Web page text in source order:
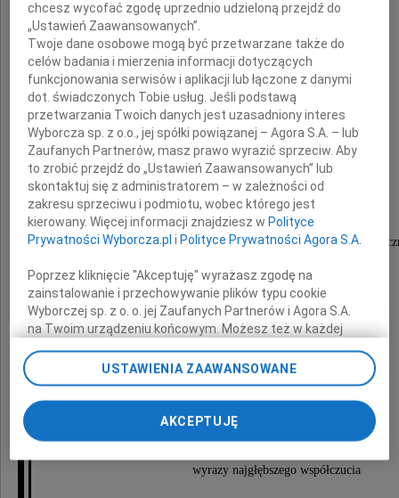
23 lutego 2010 roku
Sergiusz Stupnicki
emerytowany pracownik polskich służb
w Szwajcarii, USA i Grecji.
Odszedł nasz wielki Przyjaciel,
Człowiek prawy i życzliwy.
Halince i Rodzinie
wyrazy najgłębszego współczucia
chcesz wycofać zgodę uprzednio udzieloną przejdź do
„Ustawień Zaawansowanych”.
Twoje dane osobowe mogą być przetwarzane także do
celów badania i mierzenia informacji dotyczących
funkcjonowania serwisów i aplikacji lub łączone z danymi
dot. świadczonych Tobie usług. Jeśli podstawą
przetwarzania Twoich danych jest uzasadniony interes
Wyborcza sp. z o.o., jej spółki powiązanej – Agora S.A. – lub
Zaufanych Partnerów, masz prawo wyrazić sprzeciw. Aby
to zrobić przejdź do „Ustawień Zaawansowanych” lub
skontaktuj się z administratorem – w zależności od
zakresu sprzeciwu i podmiotu, wobec którego jest
kierowany. Więcej informacji znajdziesz w Polityce
Prywatności Wyborcza.pl i Polityce Prywatności Agora S.A.
Poprzez kliknięcie "Akceptuję" wyrażasz zgodę na
zainstalowanie i przechowywanie plików typu cookie
Wyborczej sp. z o. o. jej Zaufanych Partnerów i Agora S.A.
na Twoim urządzeniu końcowym. Możesz też w każdej
ponownie wywołując narzędzie do zarządzania Twoimi
preferencjami dot. przetwarzania danych poprzez
odnośnik „Ustawienia prywatności” w stopce serwisu i
przechodząc do sekcji „Ustawienia zaawansowane”.
Zmiana ustawień plików cookie możliwa jest także za
USTAWIENIA ZAAWANSOWANE
AKCEPTUJĘ